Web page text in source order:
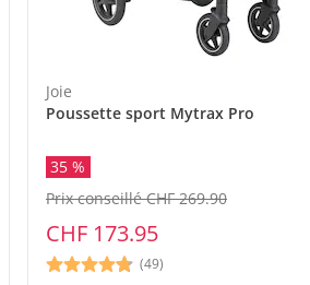
Joie
Poussette sport Mytrax Pro
35 %
CHF 173.95
Prix conseillé CHF 269.90
(49)